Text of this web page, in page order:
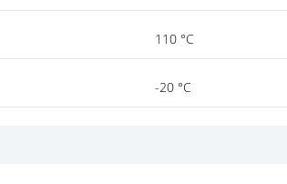
110 °C
-20 °C